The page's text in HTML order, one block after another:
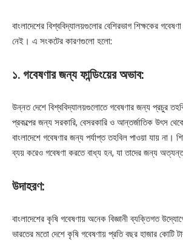
বাংলাদেশের বিশ্ববিদ্যালয়গুলোর বেশিরভাগ শিক্ষকের
নেই। এ সংকটের কারণগুলো হলো:
১. গবেষণার জন্য ফান্ডিংয়ের অভাব:
উন্নত দেশে বিশ্ববিদ্যালয়গুলোতে গবেষণার জন্য প্রচুর
প্রকল্পের জন্য সরকারি, বেসরকারি ও আন্তর্জাতিক উৎস
বাংলাদেশে গবেষণার জন্য পর্যাপ্ত তহবিল পাওয়া যায় না।
ব্যয় করেও গবেষণা করতে বাধ্য হন, যা তাদের জন্য
উদাহরণ:
বাংলাদেশের কৃষি গবেষণায় অনেক বিজ্ঞানী ব্যক্তিগত
ভারতের মতো দেশে কৃষি গবেষণায় প্রতি বছর হাজার কোটি